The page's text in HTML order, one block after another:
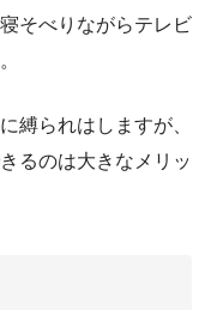
そべりながらテレビ
縛られはしますが、
るのは大きなメリッ